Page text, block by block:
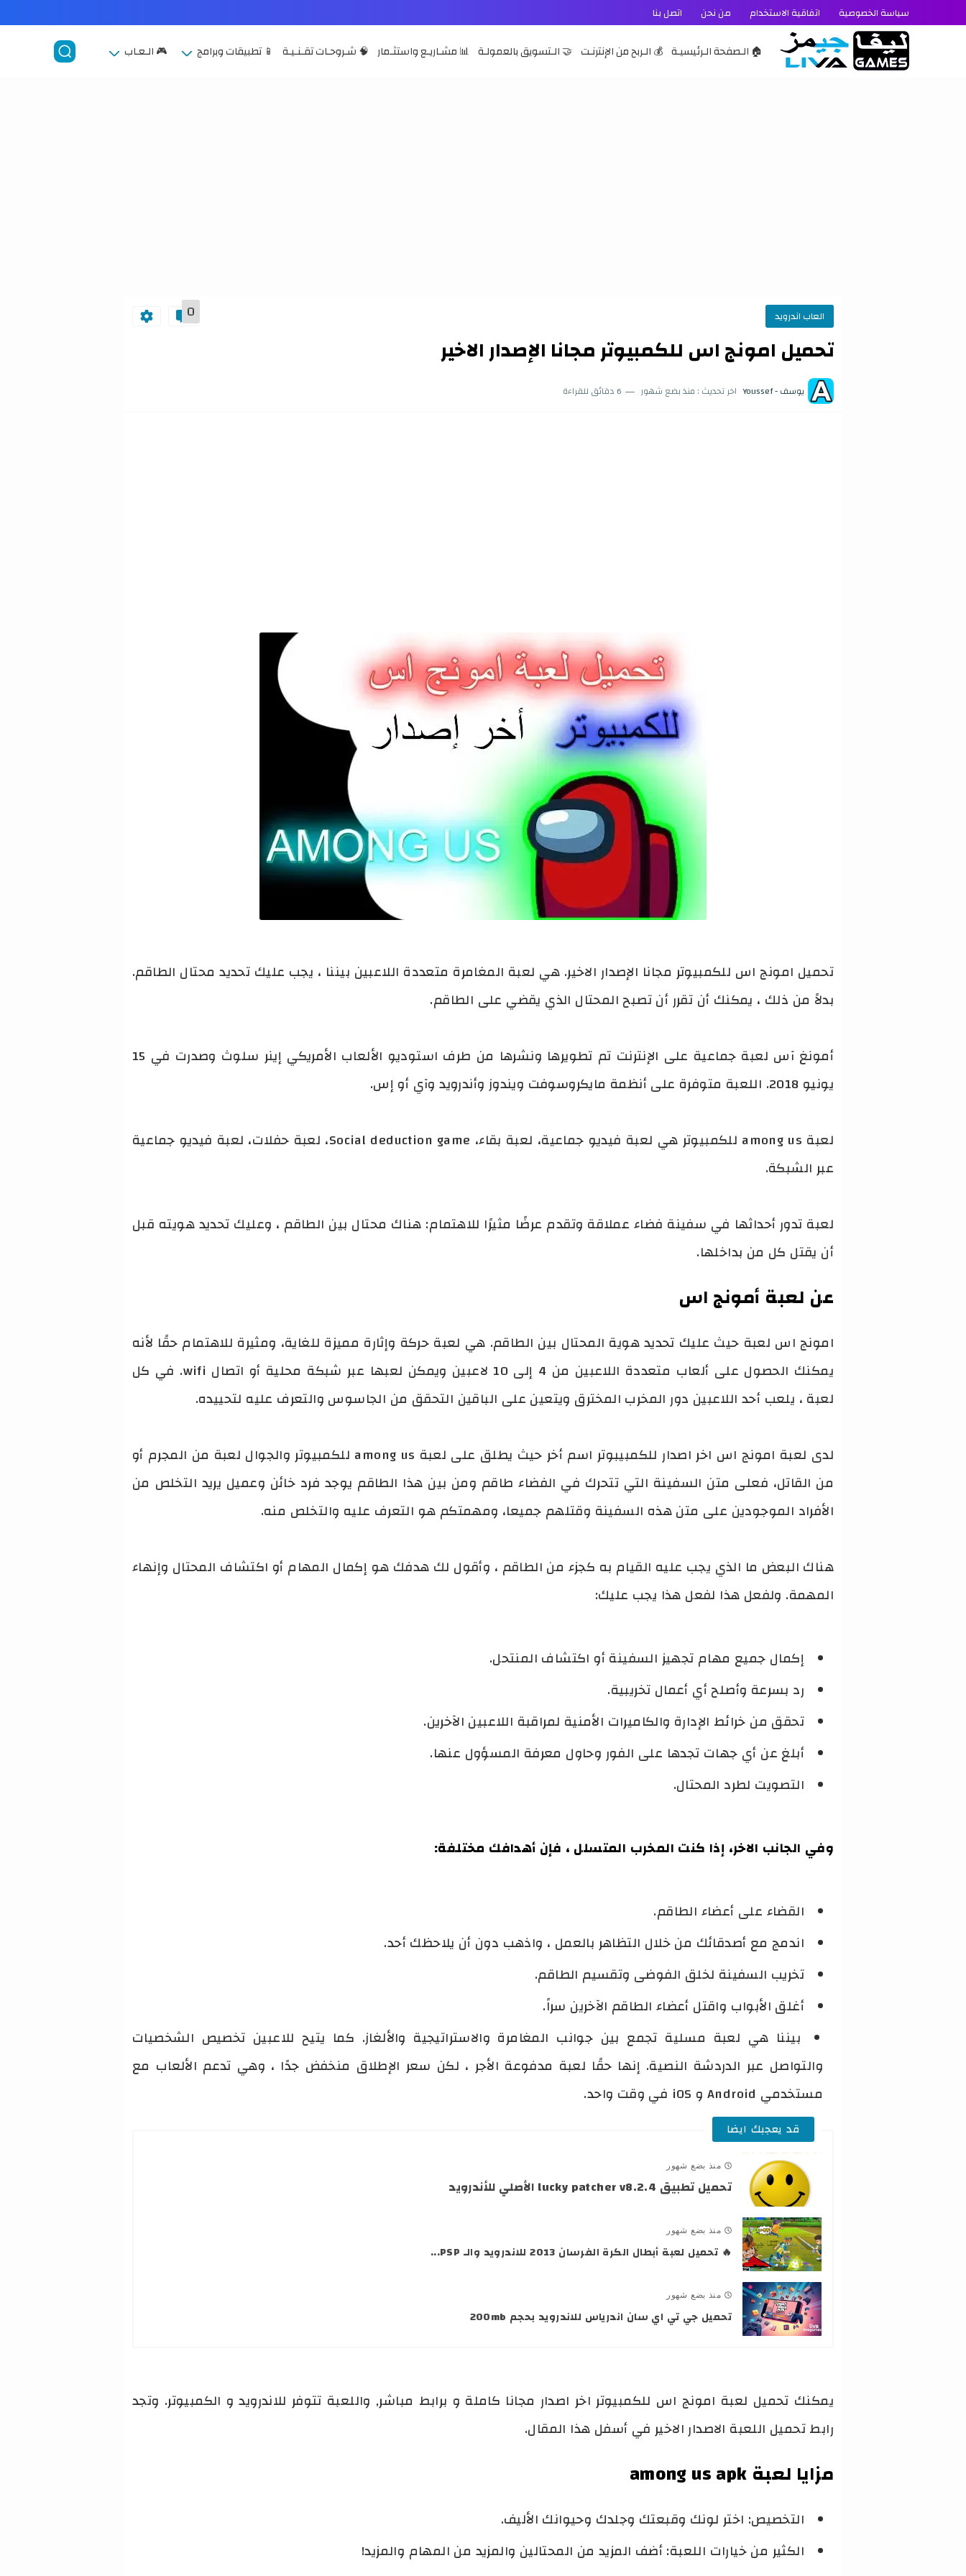
سياسة الخصوصية اتفاقية الاستخدام من نحن اتصل بنا
🏠 الـصفحة الـرئيسيـة 💰 الـربح من الإنترنـت 🤝 الـتسويق بالعمولـة 📊 مشـاريـع واستثـمار 🧠 شـروحـات تقـنـيـة 📱 تطبيقات وبرامج 🎮 الـعـاب
العاب اندرويد 0
تحميل امونج اس للكمبيوتر مجانا الإصدار الاخير
يوسف - Youssef اخر تحديث : منذ بضع شهور 6 دقائق للقراءة
تحميل امونج اس للكمبيوتر مجانا الإصدار الاخير. هي لعبة المغامرة متعددة اللاعبين بيننا ، يجب عليك تحديد محتال الطاقم.
بدلاً من ذلك ، يمكنك أن تقرر أن تصبح المحتال الذي يقضي على الطاقم.
أمونغ آس‏ لعبة جماعية على الإنترنت تم تطويرها ونشرها من طرف استوديو الألعاب الأمريكي إينر سلوث وصدرت في 15
يونيو 2018. اللعبة متوفرة على أنظمة مايكروسوفت ويندوز و‌أندرويد و‌آي أو إس.
لعبة among us للكمبيوتر هي لعبة فيديو جماعية، لعبة بقاء، Social deduction game، لعبة حفلات، لعبة فيديو جماعية
عبر الشبكة.
لعبة تدور أحداثها في سفينة فضاء عملاقة وتقدم عرضًا مثيرًا للاهتمام: هناك محتال بين الطاقم ، وعليك تحديد هويته قبل
أن يقتل كل من بداخلها.
عن لعبة أمونج اس
امونج اس لعبة حيث عليك تحديد هوية المحتال بين الطاقم. هي لعبة حركة وإثارة مميزة للغاية، ومثيرة للاهتمام حقًا لأنه
يمكنك الحصول على ألعاب متعددة اللاعبين من 4 إلى 10 لاعبين ويمكن لعبها عبر شبكة محلية أو اتصال wifi. في كل
لعبة ، يلعب أحد اللاعبين دور المخرب المخترق ويتعين على الباقين التحقق من الجاسوس والتعرف عليه لتحييده.
لدى لعبة امونج اس اخر اصدار للكمبيبوتر اسم أخر حيث يطلق على لعبة among us للكمبيوتر والجوال لعبة من المجرم أو
من القاتل، فعلى متن السفينة التي تتحرك في الفضاء طاقم ومن بين هذا الطاقم يوجد فرد خائن وعميل يريد التخلص من
الأفراد الموجودين على متن هذه السفينة وقتلهم جميعا، ومهمتكم هو التعرف عليه والتخلص منه.
هناك البعض ما الذي يجب عليه القيام به كجزء من الطاقم ، وأقول لك هدفك هو إكمال المهام أو اكتشاف المحتال وإنهاء
المهمة. ولفعل هذا لفعل هذا يجب عليك:
إكمال جميع مهام تجهيز السفينة أو اكتشاف المنتحل.
رد بسرعة وأصلح أي أعمال تخريبية.
تحقق من خرائط الإدارة والكاميرات الأمنية لمراقبة اللاعبين الآخرين.
أبلغ عن أي جهات تجدها على الفور وحاول معرفة المسؤول عنها.
التصويت لطرد المحتال.
وفي الجانب الاخر، إذا كنت المخرب المتسلل ، فإن أهدافك مختلفة:
القضاء على أعضاء الطاقم.
اندمج مع أصدقائك من خلال التظاهر بالعمل ، واذهب دون أن يلاحظك أحد.
تخريب السفينة لخلق الفوضى وتقسيم الطاقم.
أغلق الأبواب واقتل أعضاء الطاقم الآخرين سراً.
بيننا هي لعبة مسلية تجمع بين جوانب المغامرة والاستراتيجية والألغاز. كما يتيح للاعبين تخصيص الشخصيات
والتواصل عبر الدردشة النصية. إنها حقًا لعبة مدفوعة الأجر ، لكن سعر الإطلاق منخفض جدًا ، وهي تدعم الألعاب مع
مستخدمي Android و iOS في وقت واحد.
قد يعجبك ايضا
منذ بضع شهور
تحميل تطبيق lucky patcher v8.2.4 الأصلي للأندرويد
منذ بضع شهور
🔥 تحميل لعبة أبطال الكرة الفرسان 2013 للاندرويد والـ PSP...
منذ بضع شهور
تحميل جي تي اي سان اندرياس للاندرويد بحجم 200mb
يمكنك تحميل لعبة امونج اس للكمبيوتر اخر اصدار مجانا كاملة و برابط مباشر, واللعبة تتوفر للاندرويد و الكمبيوتر. وتجد
رابط تحميل اللعبة الاصدار الاخير في أسفل هذا المقال.
مزايا لعبة among us apk
التخصيص: اختر لونك وقبعتك وجلدك وحيوانك الأليف.
الكثير من خيارات اللعبة: أضف المزيد من المحتالين والمزيد من المهام والمزيد!